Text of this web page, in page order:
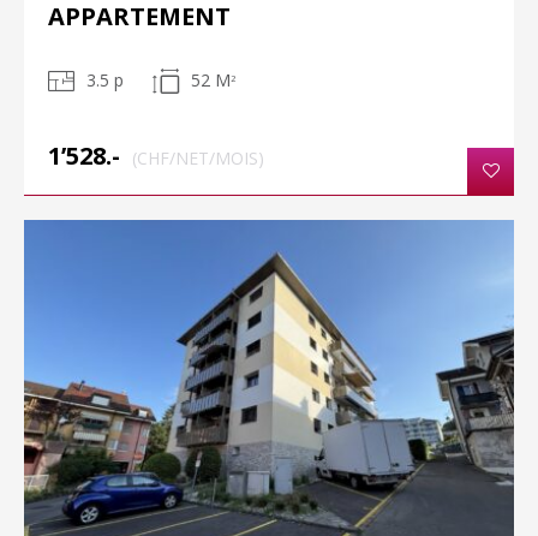
APPARTEMENT
3.5 p 52 M 2
1’528.- (CHF/NET/MOIS)